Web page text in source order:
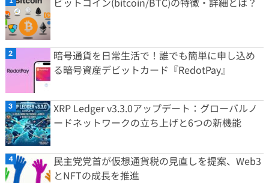
暗号通貨を日常生活で！誰でも簡単に申し込め
る暗号資産デビットカード『RedotPay』
XRP Ledger v3.3.0アップデート：グローバルノ
ードネットワークの立ち上げと6つの新機能
民主党党首が仮想通貨税の見直しを提案、Web3
とNFTの成長を推進